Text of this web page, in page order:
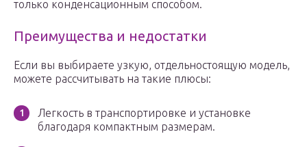
только конденсационным способом.
Преимущества и недостатки
Если вы выбираете узкую, отдельностоящую модель,
можете рассчитывать на такие плюсы:
Легкость в транспортировке и установке
благодаря компактным размерам.